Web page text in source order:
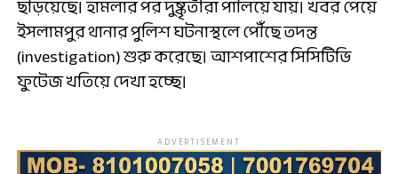
ছড়িয়েছে। হামলার পর দুষ্কৃতীরা পালিয়ে যায়। খবর পেয়ে
ইসলামপুর থানার পুলিশ ঘটনাস্থলে পৌঁছে তদন্ত
(investigation) শুরু করেছে। আশপাশের সিসিটিভি
ফুটেজ খতিয়ে দেখা হচ্ছে।
ADVERTISEMENT